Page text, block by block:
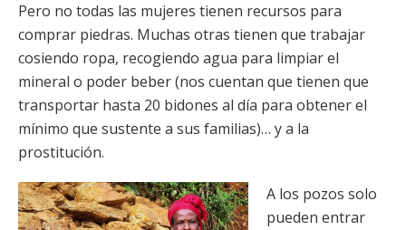
Pero no todas las mujeres tienen recursos para
comprar piedras. Muchas otras tienen que trabajar
cosiendo ropa, recogiendo agua para limpiar el
mineral o poder beber (nos cuentan que tienen que
transportar hasta 20 bidones al día para obtener el
mínimo que sustente a sus familias)… y a la
prostitución.
A los pozos solo
pueden entrar